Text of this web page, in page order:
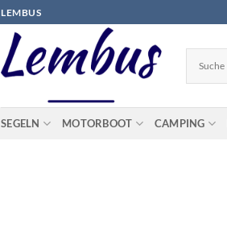
LEMBUS
SEGELN MOTORBOOT CAMPING